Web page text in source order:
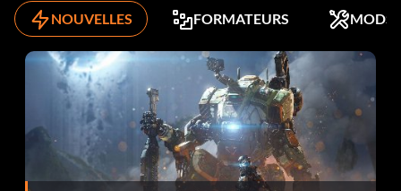
NOUVELLES FORMATEURS MODS